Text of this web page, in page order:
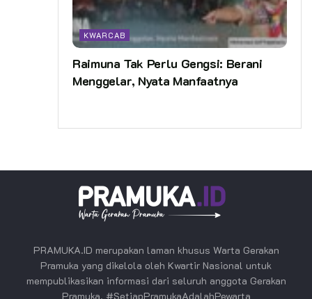
KWARCAB
Raimuna Tak Perlu Gengsi: Berani
Menggelar, Nyata Manfaatnya
PRAMUKA.ID merupakan laman khusus Warta Gerakan
Pramuka yang dikelola oleh Kwartir Nasional untuk
mempublikasikan informasi dari seluruh anggota Gerakan
Pramuka. #SetiapPramukaAdalahPewarta